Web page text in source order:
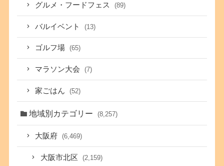
グルメ・フードフェス (89)
バルイベント (13)
ゴルフ場 (65)
マラソン大会 (7)
家ごはん (52)
地域別カテゴリー (8,257)
大阪府 (6,469)
大阪市北区 (2,159)